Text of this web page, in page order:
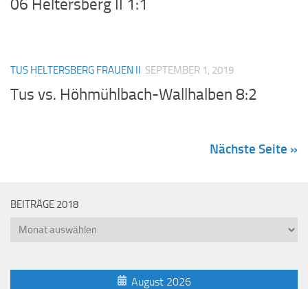
06 Heltersberg II 1:1
TUS HELTERSBERG FRAUEN II SEPTEMBER 1, 2019
Tus vs. Höhmühlbach-Wallhalben 8:2
Nächste Seite »
BEITRÄGE 2018
Beiträge
August 2026